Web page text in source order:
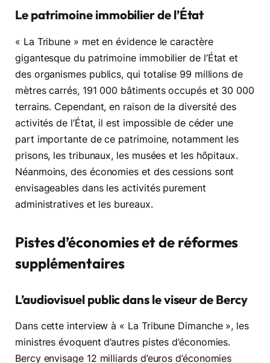
Le patrimoine immobilier de l’État
« La Tribune » met en évidence le caractère
gigantesque du patrimoine immobilier de l’État et
des organismes publics, qui totalise 99 millions de
mètres carrés, 191 000 bâtiments occupés et 30 000
terrains. Cependant, en raison de la diversité des
activités de l’État, il est impossible de céder une
part importante de ce patrimoine, notamment les
prisons, les tribunaux, les musées et les hôpitaux.
Néanmoins, des économies et des cessions sont
envisageables dans les activités purement
administratives et les bureaux.
Pistes d’économies et de réformes
supplémentaires
L’audiovisuel public dans le viseur de Bercy
Dans cette interview à « La Tribune Dimanche », les
ministres évoquent d’autres pistes d’économies.
Bercy envisage 12 milliards d’euros d’économies